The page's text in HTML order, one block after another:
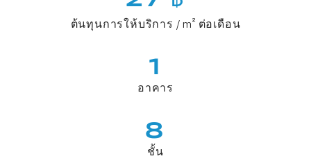
ต้นทุนการให้บริการ / m² ต่อเดือน
1
อาคาร
8
ชั้น